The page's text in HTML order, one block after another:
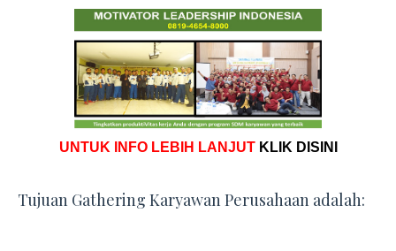
UNTUK INFO LEBIH LANJUT KLIK DISINI
Tujuan Gathering Karyawan Perusahaan adalah: